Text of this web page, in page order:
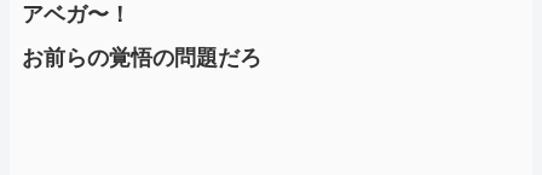
アベガ〜！
お前らの覚悟の問題だろ